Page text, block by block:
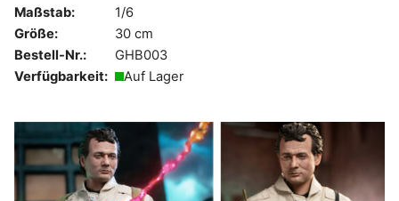
Maßstab:
1/6
Größe:
30 cm
Bestell-Nr.:
GHB003
Verfügbarkeit:
Auf Lager